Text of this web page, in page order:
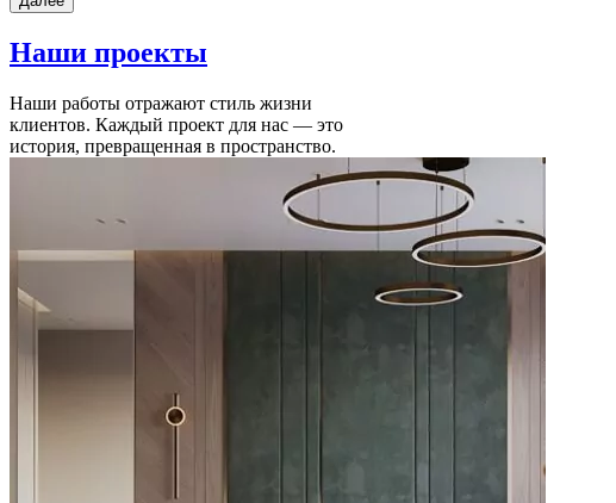
Наши проекты
Наши работы отражают стиль жизни
клиентов. Каждый проект для нас — это
история, превращенная в пространство.